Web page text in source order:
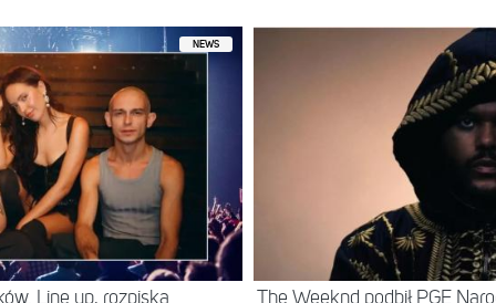
NEWS
Line up, rozpiska
The Weeknd podbił PGE